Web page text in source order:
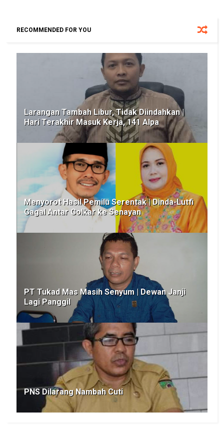
RECOMMENDED FOR YOU
Larangan Tambah Libur, Tidak Diindahkan |
Hari Terakhir Masuk Kerja, 141 Alpa
Menyorot Hasil Pemilu Serentak | Dinda-Lutfi
Gagal Antar Golkar ke Senayan
PT Tukad Mas Masih Senyum | Dewan Janji
Lagi Panggil
PNS Dilarang Nambah Cuti